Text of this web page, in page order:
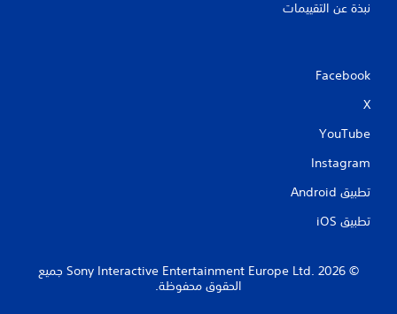
نبذة عن التقييمات
Facebook
X
YouTube
Instagram
تطبيق Android‏
تطبيق iOS‏
‏© 2026 Sony Interactive Entertainment Europe Ltd.‎ جميع
الحقوق محفوظة.